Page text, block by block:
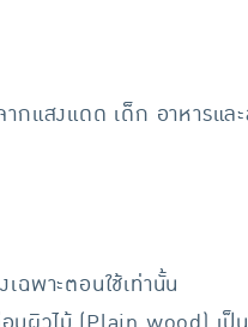
กแสงแดด เด็ก อาหารแล
ฉพาะตอนใช้เท่านั้น